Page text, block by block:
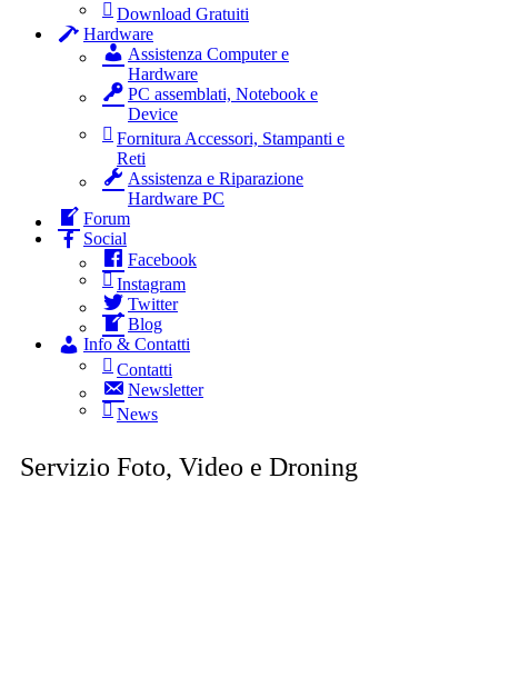
Download Gratuiti
Hardware
Assistenza Computer e
Hardware
PC assemblati, Notebook e
Device
Fornitura Accessori, Stampanti e
Reti
Assistenza e Riparazione
Hardware PC
Forum
Social
Facebook
Instagram
Twitter
Blog
Info & Contatti
Contatti
Newsletter
News
Servizio Foto, Video e Droning